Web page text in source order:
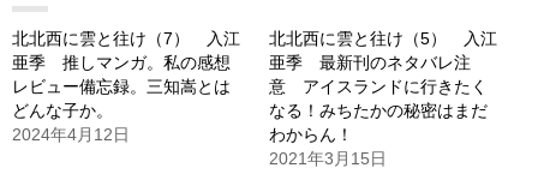
北北西に雲と往け（7） 入江
亜季 推しマンガ。私の感想
レビュー備忘録。三知嵩とは
どんな子か。
2024年4月12日
北北西に雲と往け（5） 入江
亜季 最新刊のネタバレ注
意 アイスランドに行きたく
なる！みちたかの秘密はまだ
わからん！
2021年3月15日